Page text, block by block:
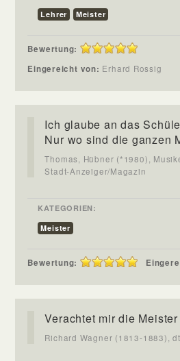
Lehrer
Meister
Bewertung:
Eingereicht von: Erhard Rossig
Ich glaube an das
Nur wo sind die ganzen
Thomas, Hübner (*1980),
Stadt-Anzeiger/Magazin
KATEGORIEN:
Meister
Bewertung:
Verachtet mir die
Richard Wagner (1813-1883),